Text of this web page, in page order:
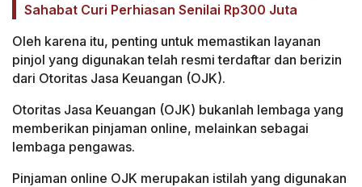
Sahabat Curi Perhiasan Senilai Rp300 Juta
Oleh karena itu, penting untuk memastikan layanan
pinjol yang digunakan telah resmi terdaftar dan berizin
dari Otoritas Jasa Keuangan (OJK).
Otoritas Jasa Keuangan (OJK) bukanlah lembaga yang
memberikan pinjaman online, melainkan sebagai
lembaga pengawas.
Pinjaman online OJK merupakan istilah yang digunakan